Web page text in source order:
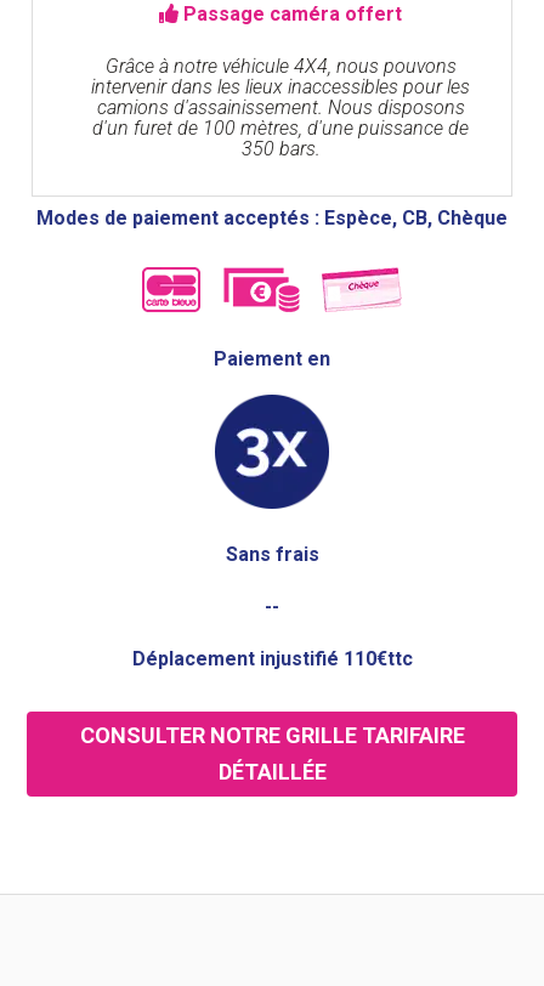
Passage caméra offert
Grâce à notre véhicule 4X4, nous pouvons
intervenir dans les lieux inaccessibles pour les
camions d'assainissement. Nous disposons
d'un furet de 100 mètres, d'une puissance de
350 bars.
Modes de paiement acceptés : Espèce, CB, Chèque
Paiement en
Sans frais
--
Déplacement injustifié 110€ttc
CONSULTER NOTRE GRILLE TARIFAIRE
DÉTAILLÉE